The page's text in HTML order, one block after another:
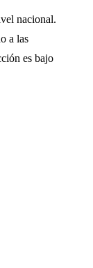
nacional.
a las
es bajo